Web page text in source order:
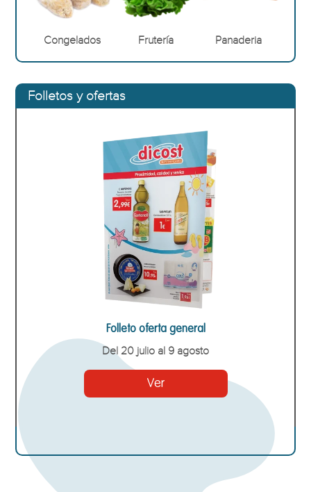
Congelados Frutería Panaderia
Folletos y ofertas
Folleto oferta general
Del 20 julio al 9 agosto
Ver